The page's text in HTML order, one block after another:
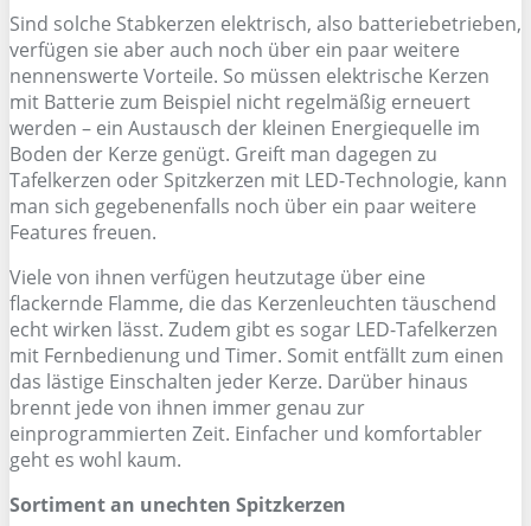
Sind solche Stabkerzen elektrisch, also batteriebetrieben,
verfügen sie aber auch noch über ein paar weitere
nennenswerte Vorteile. So müssen elektrische Kerzen
mit Batterie zum Beispiel nicht regelmäßig erneuert
werden – ein Austausch der kleinen Energiequelle im
Boden der Kerze genügt. Greift man dagegen zu
Tafelkerzen oder Spitzkerzen mit LED-Technologie, kann
man sich gegebenenfalls noch über ein paar weitere
Features freuen.
Viele von ihnen verfügen heutzutage über eine
flackernde Flamme, die das Kerzenleuchten täuschend
echt wirken lässt. Zudem gibt es sogar LED-Tafelkerzen
mit Fernbedienung und Timer. Somit entfällt zum einen
das lästige Einschalten jeder Kerze. Darüber hinaus
brennt jede von ihnen immer genau zur
einprogrammierten Zeit. Einfacher und komfortabler
geht es wohl kaum.
Sortiment an unechten Spitzkerzen